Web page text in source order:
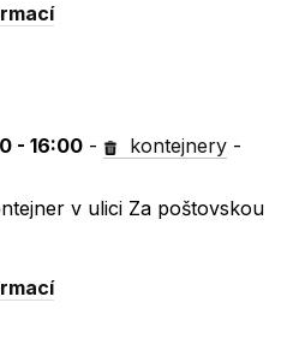
- 16:00 - kontejnery -
v ulici Za poštovskou